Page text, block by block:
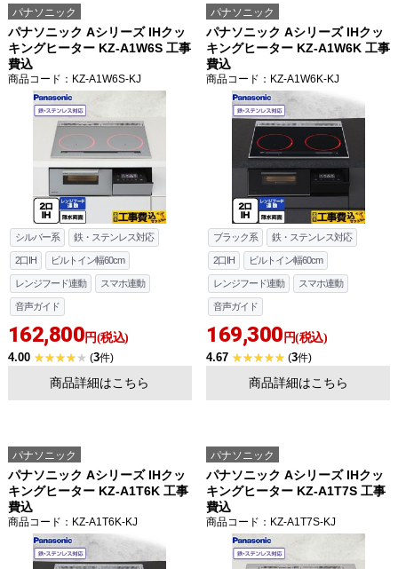
パナソニック
パナソニック Aシリーズ IHクッ
キングヒーター KZ-A1W6S 工事
費込
商品コード ：KZ-A1W6S-KJ
シルバー系 鉄・ステンレス対応
2口IH ビルトイン幅60cm
レンジフード連動 スマホ連動
音声ガイド
162,800円(税込)
4.00 (3件)
商品詳細はこちら
パナソニック
パナソニック Aシリーズ IHクッ
キングヒーター KZ-A1W6K 工事
費込
商品コード ：KZ-A1W6K-KJ
ブラック系 鉄・ステンレス対応
2口IH ビルトイン幅60cm
レンジフード連動 スマホ連動
音声ガイド
169,300 円(税込)
4.67 (3件)
商品詳細はこちら
パナソニック
パナソニック Aシリーズ IHクッ
キングヒーター KZ-A1T6K 工事
費込
商品コード ：KZ-A1T6K-KJ
パナソニック
パナソニック Aシリーズ IHクッ
キングヒーター KZ-A1T7S 工事
費込
商品コード ：KZ-A1T7S-KJ